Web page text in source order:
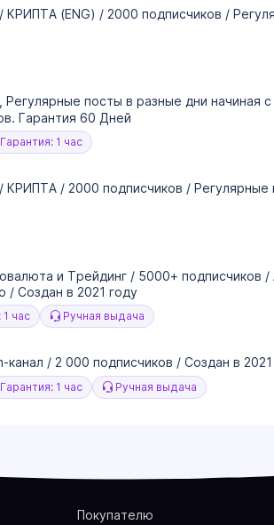
КРИПТА (ENG) / 2000 подписчиков /
Регулярные посты в разные дни начиная
Гарантия 60 Дней
1 час
КРИПТА / 2000 подписчиков / Регулярные
и Трейдинг / 5000+ подписчиков /
/ Создан в 2021 году
1 час Ручная выдача
канал / 2 000 подписчиков / Создан в 2021
1 час Ручная выдача
Покупателю